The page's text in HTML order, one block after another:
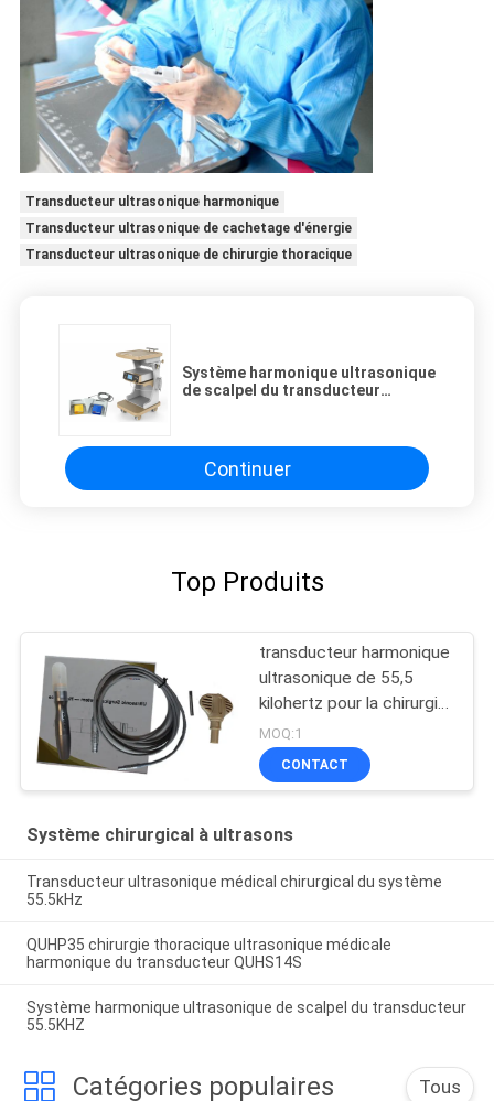
Transducteur ultrasonique harmonique
Transducteur ultrasonique de cachetage d'énergie
Transducteur ultrasonique de chirurgie thoracique
Système harmonique ultrasonique
de scalpel du transducteur
Continuer
Top Produits
transducteur harmonique
ultrasonique de 55,5
kilohertz pour la chirurgie
robotique
MOQ:1
CONTACT
Système chirurgical à ultrasons
Transducteur ultrasonique médical chirurgical du système
55.5kHz
QUHP35 chirurgie thoracique ultrasonique médicale
harmonique du transducteur QUHS14S
Système harmonique ultrasonique de scalpel du transducteur
55.5KHZ
Catégories populaires Tous